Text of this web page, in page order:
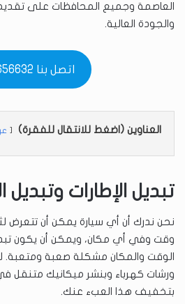
العاصمة وجميع المحافظات على تقديم
والجودة العالية.
اتصل بنا 56656632
العناوين (اضغط للانتقال للفقرة)
تبديل الإطارات وتبديل
نحن ندرك أن أي سيارة يمكن أن
وقت وفي أي مكان، ويمكن أن يكون
الوقت والمكان مشكلة صعبة ومتعبة.
ورشات كهرباء وبنشر ميكانيك متنقل
بتخفيف هذا العبء عنك.